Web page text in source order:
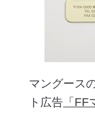
マングース
ト広告「FF